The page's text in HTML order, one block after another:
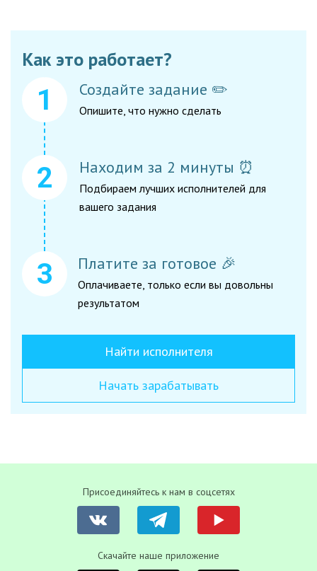
Как это работает?
Создайте задание ✏️
Опишите, что нужно сделать
Находим за 2 минуты ⏰
Подбираем лучших исполнителей для
вашего задания
Платите за готовое 🎉
Оплачиваете, только если вы довольны
результатом
Найти исполнителя
Начать зарабатывать
Присоединяйтесь к нам в соцсетях
Скачайте наше приложение